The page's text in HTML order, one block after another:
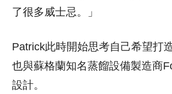
了很多威士忌。」
Patrick此時開始思考自己希望打
也與蘇格蘭知名蒸餾設備製造商
設計。